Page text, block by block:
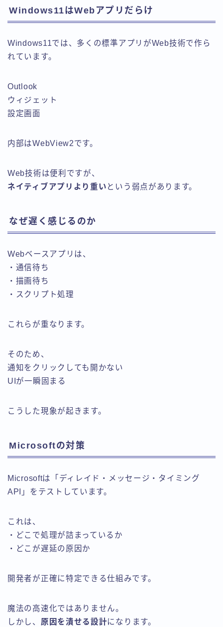
Windows11はWebアプリだらけ
Windows11では、多くの標準アプリがWeb技術で作ら
れています。
Outlook
ウィジェット
設定画面
内部はWebView2です。
Web技術は便利ですが、
ネイティブアプリより重い という弱点があります。
なぜ遅く感じるのか
Webベースアプリは、
・通信待ち
・描画待ち
・スクリプト処理
これらが重なります。
そのため、
通知をクリックしても開かない
UIが一瞬固まる
こうした現象が起きます。
Microsoftの対策
Microsoftは「ディレイド・メッセージ・タイミング
API」をテストしています。
これは、
・どこで処理が詰まっているか
・どこが遅延の原因か
開発者が正確に特定できる仕組みです。
魔法の高速化ではありません。
しかし、 原因を潰せる設計になります。